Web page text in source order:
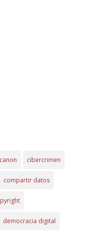
canon cibercrimen
compartir datos
democracia digital